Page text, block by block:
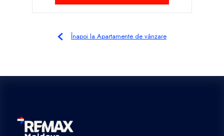
Înapoi la Apartamente de vânzare